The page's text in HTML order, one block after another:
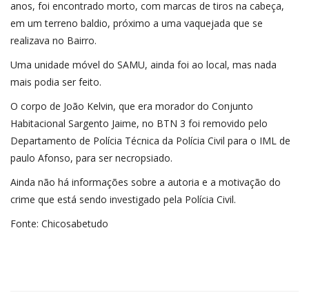
anos, foi encontrado morto, com marcas de tiros na cabeça,
em um terreno baldio, próximo a uma vaquejada que se
realizava no Bairro.
Uma unidade móvel do SAMU, ainda foi ao local, mas nada
mais podia ser feito.
O corpo de João Kelvin, que era morador do Conjunto
Habitacional Sargento Jaime, no BTN 3 foi removido pelo
Departamento de Polícia Técnica da Polícia Civil para o IML de
paulo Afonso, para ser necropsiado.
Ainda não há informações sobre a autoria e a motivação do
crime que está sendo investigado pela Polícia Civil.
Fonte: Chicosabetudo